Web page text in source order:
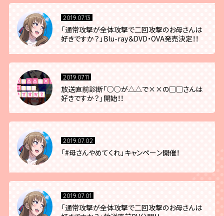
2019.07.13
「通常攻撃が全体攻撃で二回攻撃のお母さんは
好きですか？」Blu-ray＆DVD・OVA発売決定！！
2019.07.11
放送直前診断「○○が△△で××の□□さんは
好きですか？」開始！！
2019.07.02
「#母さんやめてくれ」キャンペーン開催！
2019.07.01
「通常攻撃が全体攻撃で二回攻撃のお母さんは